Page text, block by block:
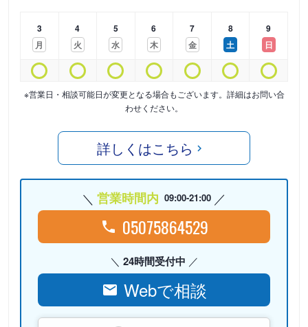
3
月
4
火
5
水
6
木
7
金
8
土
9
日
※営業日・相談可能日が変更となる場合もございます。詳細はお問い合
わせください。
詳しくはこちら
営業時間内 09:00-21:00
05075864529
24時間受付中
Webで相談